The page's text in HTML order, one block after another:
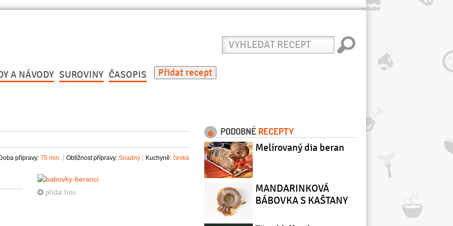
Vyhledat
recept
A NÁVODY SUROVINY ČASOPIS Přidat recept
Kuchyně: česká
Obtížnost přípravy: Snadný
přípravy: 75 min.
přidat foto
PODOBNÉ RECEPTY
Melírovaný dia beran
MANDARINKOVÁ
BÁBOVKA S KAŠTANY